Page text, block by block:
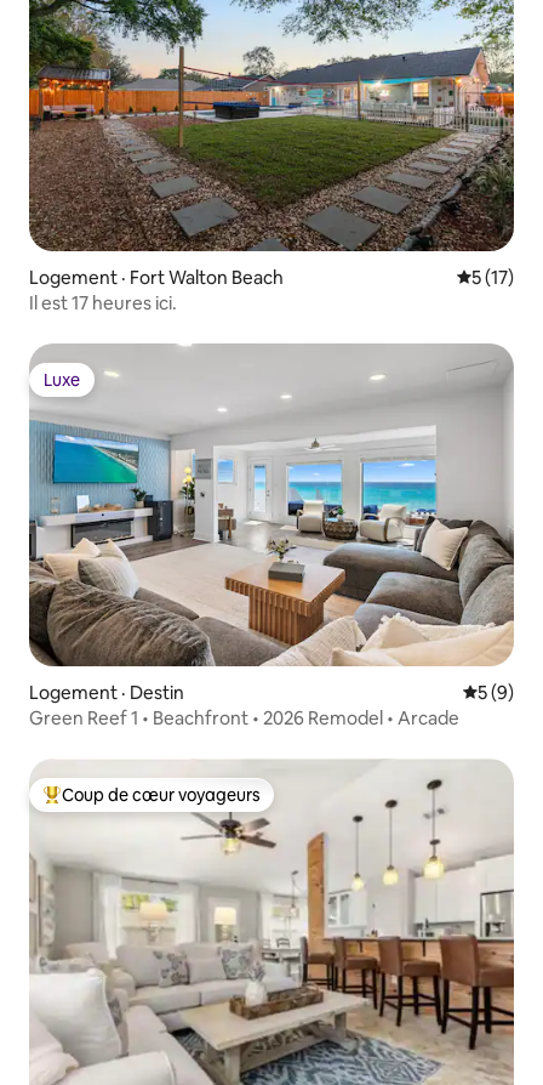
Logement · Fort Walton Beach Note
5 (17)
Il est 17 heures ici.
Luxe
Luxe
Logement · Destin Note
5 (9)
Green Reef 1 • Beachfront • 2026 Remodel • Arcade
Coup de cœur voyageurs parmi les plus aimés
Coup de cœur voyageurs